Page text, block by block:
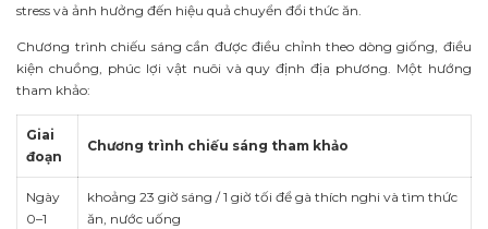
stress và ảnh hưởng đến hiệu quả chuyển đổi thức ăn.
Chương trình chiếu sáng cần được điều chỉnh theo dòng giống, điều
kiện chuồng, phúc lợi vật nuôi và quy định địa phương. Một hướng
tham khảo:
Giai
đoạn
Chương trình chiếu sáng tham khảo
Ngày
0–1
khoảng 23 giờ sáng / 1 giờ tối để gà thích nghi và tìm thức
ăn, nước uống